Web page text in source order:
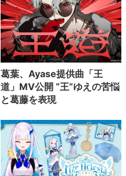
葛葉、Ayase提供曲「王
道」MV公開 “王”ゆえの苦悩
と葛藤を表現